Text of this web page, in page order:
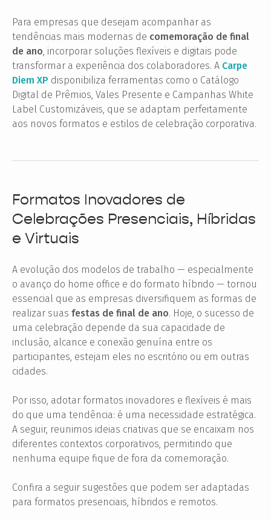
Para empresas que desejam acompanhar as
tendências mais modernas de comemoração de final
de ano, incorporar soluções flexíveis e digitais pode
transformar a experiência dos colaboradores. A Carpe
Diem XP disponibiliza ferramentas como o Catálogo
Digital de Prêmios, Vales Presente e Campanhas White
Label Customizáveis, que se adaptam perfeitamente
aos novos formatos e estilos de celebração corporativa.
Formatos Inovadores de
Celebrações Presenciais, Híbridas
e Virtuais
A evolução dos modelos de trabalho — especialmente
o avanço do home office e do formato híbrido — tornou
essencial que as empresas diversifiquem as formas de
realizar suas festas de final de ano. Hoje, o sucesso de
uma celebração depende da sua capacidade de
inclusão, alcance e conexão genuína entre os
participantes, estejam eles no escritório ou em outras
cidades.
Por isso, adotar formatos inovadores e flexíveis é mais
do que uma tendência: é uma necessidade estratégica.
A seguir, reunimos ideias criativas que se encaixam nos
diferentes contextos corporativos, permitindo que
nenhuma equipe fique de fora da comemoração.
Confira a seguir sugestões que podem ser adaptadas
para formatos presenciais, híbridos e remotos.